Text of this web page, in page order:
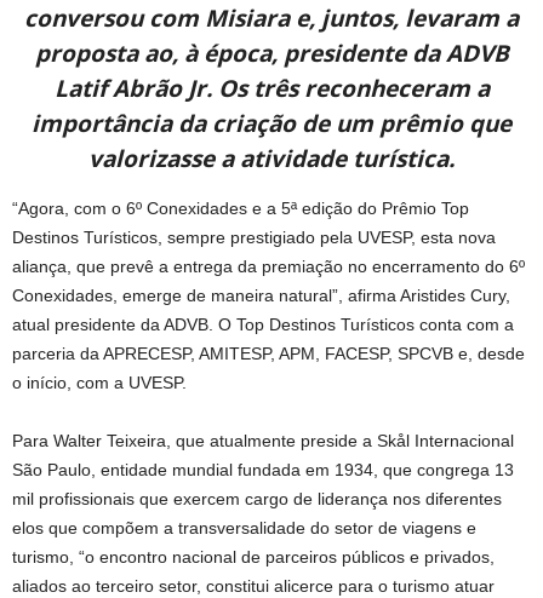
conversou com Misiara e, juntos, levaram a
proposta ao, à época, presidente da ADVB
Latif Abrão Jr. Os três reconheceram a
importância da criação de um prêmio que
valorizasse a atividade turística.
“Agora, com o 6º Conexidades e a 5ª edição do Prêmio Top
Destinos Turísticos, sempre prestigiado pela UVESP, esta nova
aliança, que prevê a entrega da premiação no encerramento do 6º
Conexidades, emerge de maneira natural”, afirma Aristides Cury,
atual presidente da ADVB. O Top Destinos Turísticos conta com a
parceria da APRECESP, AMITESP, APM, FACESP, SPCVB e, desde
o início, com a UVESP.
Para Walter Teixeira, que atualmente preside a Skål Internacional
São Paulo, entidade mundial fundada em 1934, que congrega 13
mil profissionais que exercem cargo de liderança nos diferentes
elos que compõem a transversalidade do setor de viagens e
turismo, “o encontro nacional de parceiros públicos e privados,
aliados ao terceiro setor, constitui alicerce para o turismo atuar